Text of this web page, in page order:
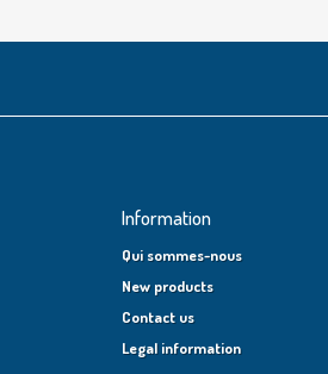
Information
Qui sommes-nous
New products
Contact us
Legal information